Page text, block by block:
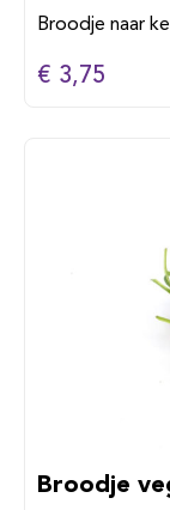
Broodje naar
€ 3,75
Broodje